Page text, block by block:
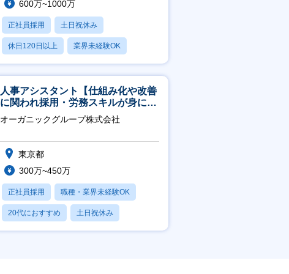
600万~1000万
正社員採用 土日祝休み
休日120日以上 業界未経験OK
産休・育休あり
人事アシスタント【仕組み化や改善
に関われ採用・労務スキルが身につ
く環境／年商120億円超の事業会
社】
オーガニックグループ株式会社
東京都
300万~450万
正社員採用 職種・業界未経験OK
20代におすすめ 土日祝休み
休日120日以上